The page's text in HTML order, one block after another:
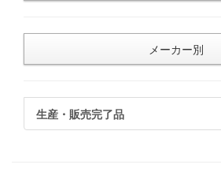
メーカー別
生産・販売完了品